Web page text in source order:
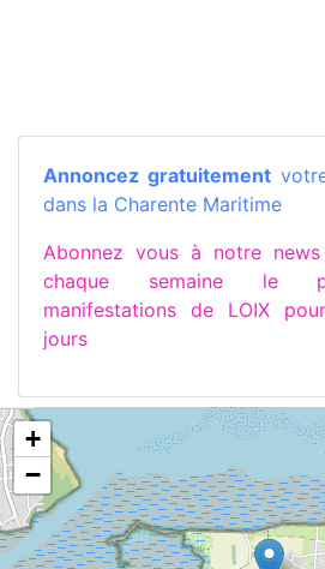
Annoncez gratuitement
dans la Charente Maritime
Abonnez vous à notre
chaque semaine le
manifestations de LOIX
jours
+
−